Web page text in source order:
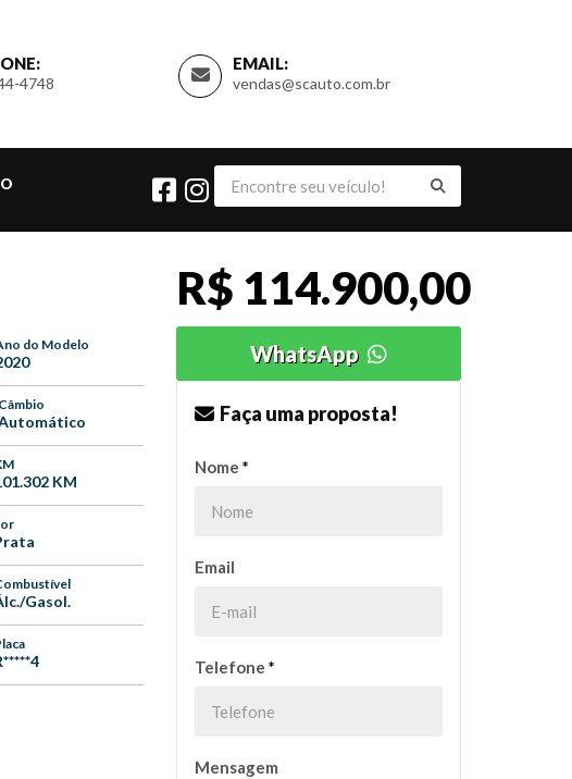
EMAIL:
vendas@scauto.com.br
4748
R$ 114.900,00
do Modelo
Câmbio
KM
Gasol.
WhatsApp
Faça uma proposta!
Nome *
Email
Telefone *
Mensagem